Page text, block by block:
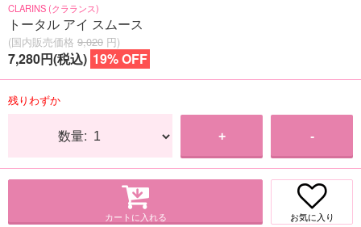
CLARINS (クラランス)
トータル アイ スムース
(国内販売価格 9,020 円)
7,280円(税込) 19% OFF
残りわずか
数量: + -
カートに入れる お気に入り